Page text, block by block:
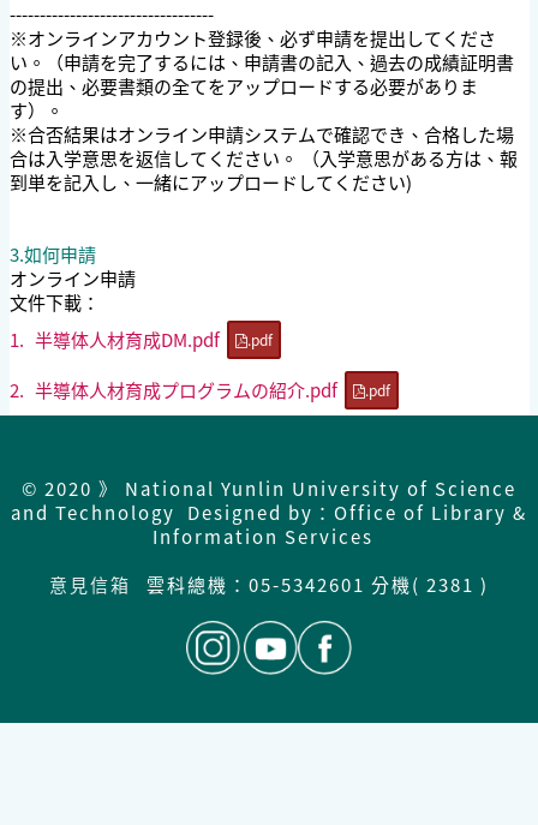
----------------------------------
※オンラインアカウント登録後、必ず申請を提出してくださ
い。（申請を完了するには、申請書の記入、過去の成績証明書
の提出、必要書類の全てをアップロードする必要がありま
す）。
※合否結果はオンライン申請システムで確認でき、合格した場
合は入学意思を返信してください。 （入学意思がある方は、報
到単を記入し、一緒にアップロードしてください)
3.如何申請
オンライン申請
文件下載：
1. 半導体人材育成DM.pdf .pdf
2. 半導体人材育成プログラムの紹介.pdf .pdf
© 2020 》 National Yunlin University of Science
and Technology Designed by：Office of Library &
Information Services
意見信箱
雲科總機： 05-5342601 分機( 2381 )